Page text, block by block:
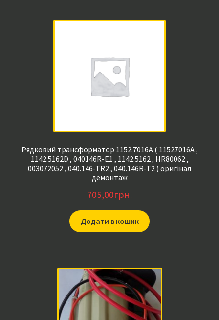
, BSC25-09N21A )
Рядковий трансформатор 1152.7016A ( 11527016A ,
1142.5162D , 040146R-E1 , 1142.5162 , HR80062 ,
003072052 , 040.146-TR2 , 040.146R-T2 ) оригінал
демонтаж
705,00грн.
Додати в кошик